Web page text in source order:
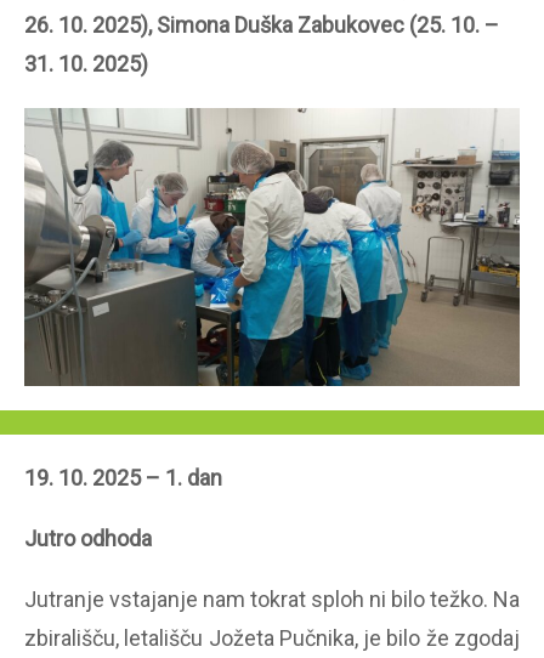
26. 10. 2025), Simona Duška Zabukovec (25. 10. –
31. 10. 2025)
19. 10. 2025 – 1. dan
Jutro odhoda
Jutranje vstajanje nam tokrat sploh ni bilo težko. Na
zbirališču, letališču Jožeta Pučnika, je bilo že zgodaj